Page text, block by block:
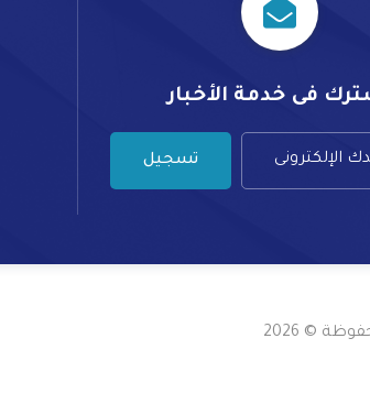
فى خدمة الأخبار
تسجيل
© 2026